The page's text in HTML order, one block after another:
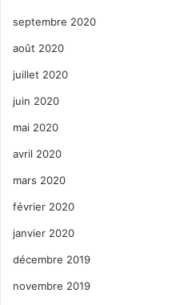
septembre 2020
août 2020
juillet 2020
juin 2020
mai 2020
avril 2020
mars 2020
février 2020
janvier 2020
décembre 2019
novembre 2019